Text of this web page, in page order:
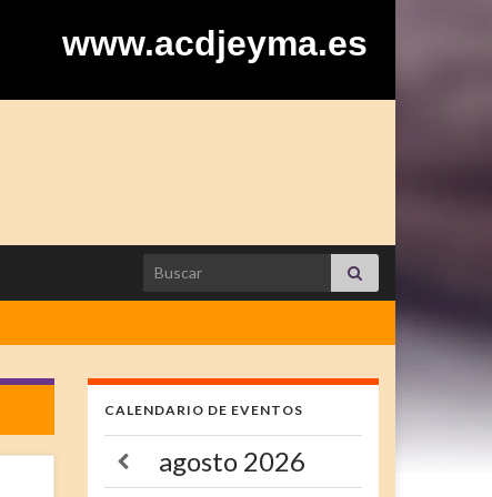
www.acdjeyma.es
Search for:
CALENDARIO DE EVENTOS
agosto 2026